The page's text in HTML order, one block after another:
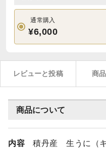
通常購入
¥6,000
レビューと投稿 商
商品について
内容 積丹産 生うに（